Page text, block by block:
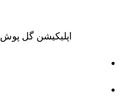
اپلیکیشن گل پوش